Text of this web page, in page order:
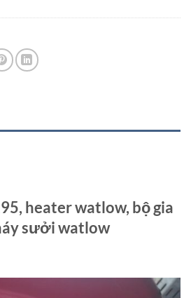
heater watlow, bộ gia
sưởi watlow